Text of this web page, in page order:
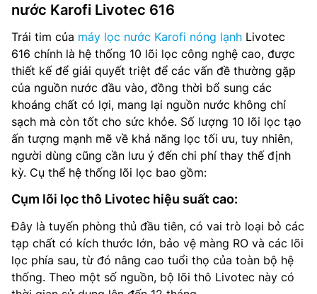
nước Karofi Livotec 616
Trái tim của máy lọc nước Karofi nóng lạnh Livotec
616 chính là hệ thống 10 lõi lọc công nghệ cao, được
thiết kế để giải quyết triệt để các vấn đề thường gặp
của nguồn nước đầu vào, đồng thời bổ sung các
khoáng chất có lợi, mang lại nguồn nước không chỉ
sạch mà còn tốt cho sức khỏe. Số lượng 10 lõi lọc tạo
ấn tượng mạnh mẽ về khả năng lọc tối ưu, tuy nhiên,
người dùng cũng cần lưu ý đến chi phí thay thế định
kỳ. Cụ thể hệ thống lõi lọc bao gồm:
Cụm lõi lọc thô Livotec hiệu suất cao:
Đây là tuyến phòng thủ đầu tiên, có vai trò loại bỏ các
tạp chất có kích thước lớn, bảo vệ màng RO và các lõi
lọc phía sau, từ đó nâng cao tuổi thọ của toàn bộ hệ
thống. Theo một số nguồn, bộ lõi thô Livotec này có